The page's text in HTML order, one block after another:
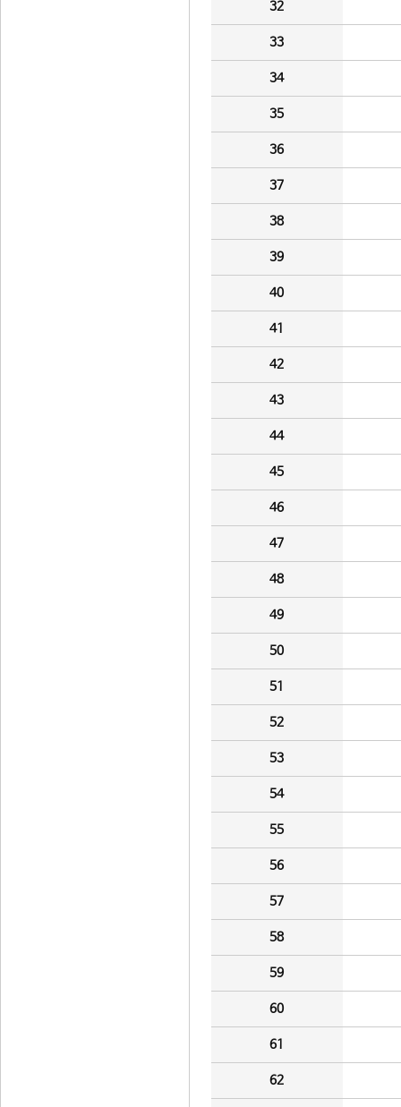
32
33
34
35
36
37
38
39
40
41
42
43
44
45
46
47
48
49
50
51
52
53
54
55
56
57
58
59
60
61
62